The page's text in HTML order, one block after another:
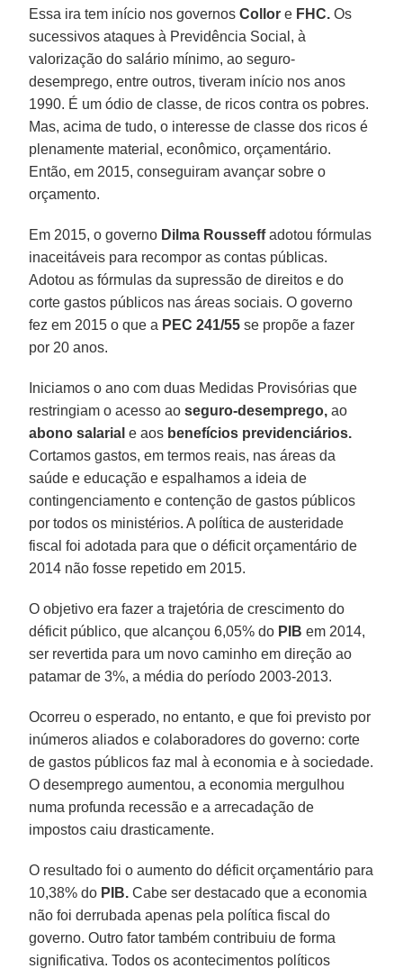
Essa ira tem início nos governosCollor e FHC. Os
sucessivos ataques à Previdência Social, à
valorização do salário mínimo, ao seguro-
desemprego, entre outros, tiveram início nos anos
1990. É um ódio de classe, de ricos contra os pobres.
Mas, acima de tudo, o interesse de classe dos ricos é
plenamente material, econômico, orçamentário.
Então, em 2015, conseguiram avançar sobre o
orçamento.
Em 2015, o governo Dilma Rousseffadotou fórmulas
inaceitáveis para recompor as contas públicas.
Adotou as fórmulas da supressão de direitos e do
corte gastos públicos nas áreas sociais. O governo
fez em 2015 o que a PEC 241/55 se propõe a fazer
por 20 anos.
Iniciamos o ano com duas Medidas Provisórias que
restringiam o acesso aoseguro-desemprego, ao
abono salarial e aos benefícios previdenciários.
Cortamos gastos, em termos reais, nas áreas da
saúde e educação e espalhamos a ideia de
contingenciamento e contenção de gastos públicos
por todos os ministérios. A política de austeridade
fiscal foi adotada para que o déficit orçamentário de
2014 não fosse repetido em 2015.
O objetivo era fazer a trajetória de crescimento do
déficit público, que alcançou 6,05% do PIB em 2014,
ser revertida para um novo caminho em direção ao
patamar de 3%, a média do período 2003-2013.
Ocorreu o esperado, no entanto, e que foi previsto por
inúmeros aliados e colaboradores do governo: corte
de gastos públicos faz mal à economia e à sociedade.
O desemprego aumentou, a economia mergulhou
numa profunda recessão e a arrecadação de
impostos caiu drasticamente.
O resultado foi o aumento do déficit orçamentário para
10,38% do PIB. Cabe ser destacado que a economia
não foi derrubada apenas pela política fiscal do
governo. Outro fator também contribuiu de forma
significativa. Todos os acontecimentos políticos